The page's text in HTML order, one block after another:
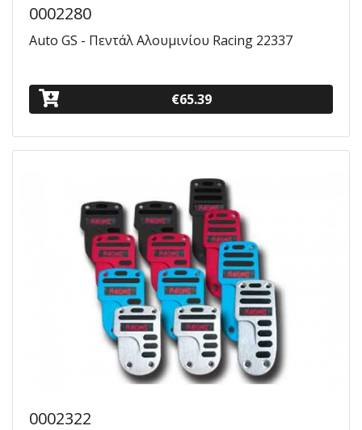
0002280
Auto GS - Πεντάλ Αλουμινίου Racing 22337
€65.39
0002322